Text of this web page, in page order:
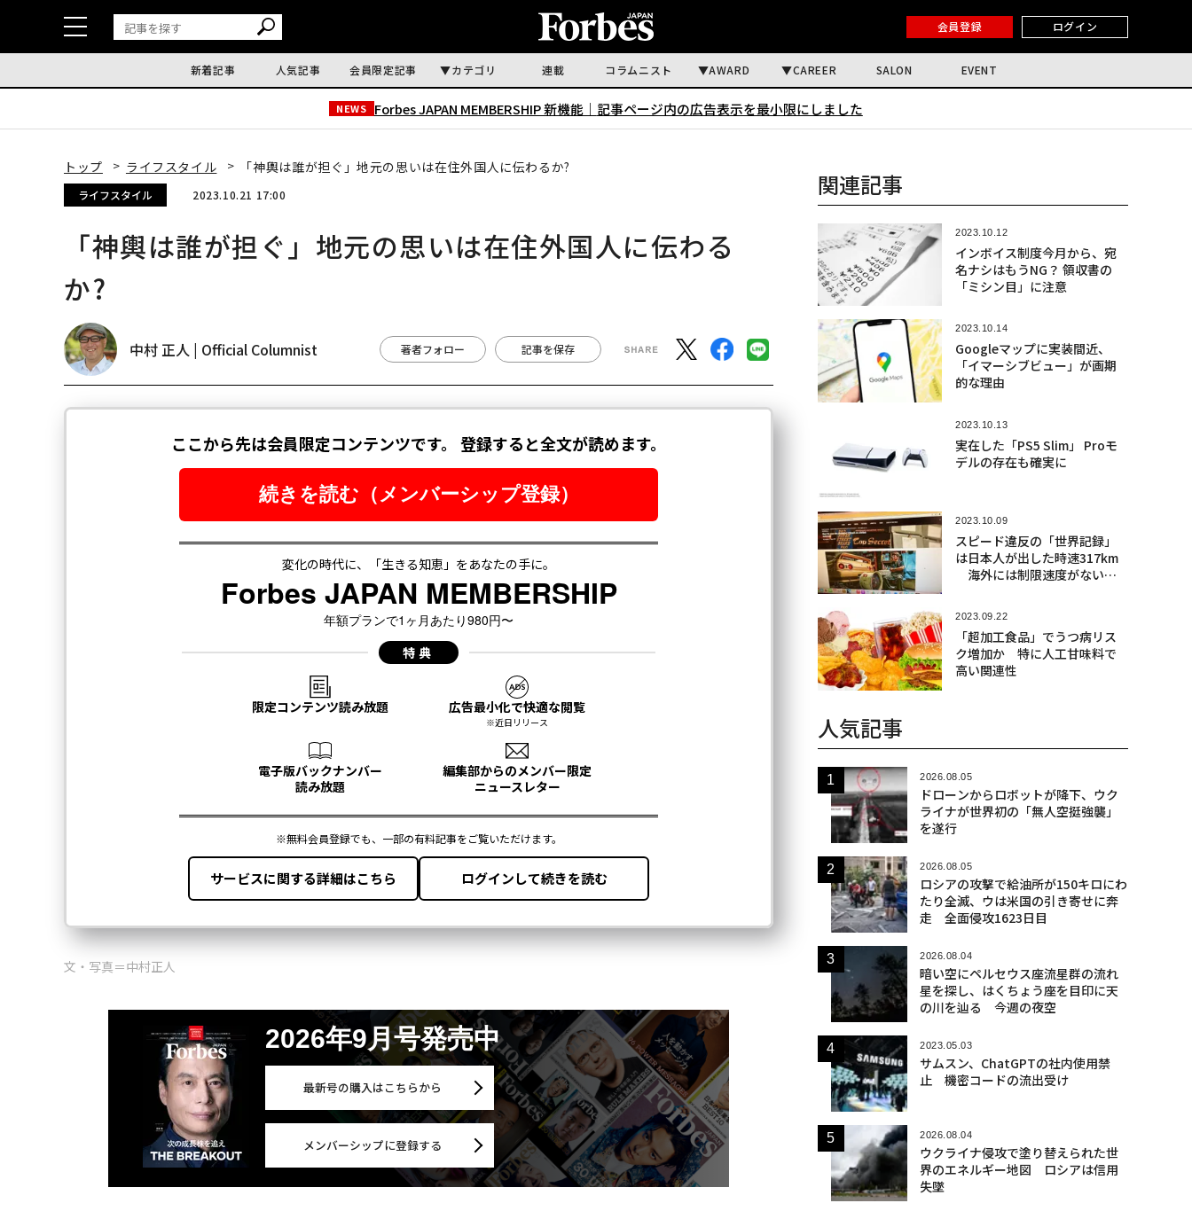
会員登録 ログイン
新着記事 人気記事 会員限定記事 カテゴリ 連載 コラムニスト AWARD CAREER SALON EVENT
NEWS Forbes JAPAN MEMBERSHIP 新機能｜ 記事ページ内の広告表示を最小限にしました
トップ ライフスタイル 「神輿は誰が担ぐ」地元の思いは在住外国人に伝わるか?
ライフスタイル 2023.10.21 17:00
「神輿は誰が担ぐ」地元の思いは在住外国人に伝わる
か?
中村 正人 | Official Columnist 著者フォロー 記事を保存
文・写真＝中村正人
2026年9月号発売中
最新号の購入はこちらから
メンバーシップに登録する
関連記事
2023.10.12
インボイス制度今月から、宛
名ナシはもうNG？ 領収書の
「ミシン目」に注意
2023.10.14
Googleマップに実装間近、
「イマーシブビュー」が画期
的な理由
2023.10.13
実在した「PS5 Slim」 Proモ
デルの存在も確実に
2023.10.09
スピード違反の「世界記録」
は日本人が出した時速317km
海外には制限速度がない道
2023.09.22
「超加工食品」でうつ病リス
ク増加か 特に人工甘味料で
高い関連性
人気記事
2026.08.05
ドローンからロボットが降下、ウク
ライナが世界初の「無人空挺強襲」
を遂行
2026.08.05
ロシアの攻撃で給油所が150キロにわ
たり全滅、ウは米国の引き寄せに奔
走 全面侵攻1623日目
2026.08.04
暗い空にペルセウス座流星群の流れ
星を探し、はくちょう座を目印に天
の川を辿る 今週の夜空
2023.05.03
サムスン、ChatGPTの社内使用禁
止 機密コードの流出受け
2026.08.04
ウクライナ侵攻で塗り替えられた世
界のエネルギー地図 ロシアは信用
失墜